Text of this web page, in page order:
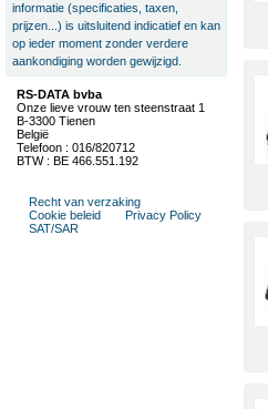
informatie (specificaties, taxen,
prijzen...) is uitsluitend indicatief en kan
op ieder moment zonder verdere
aankondiging worden gewijzigd.
RS-DATA bvba
Onze lieve vrouw ten steenstraat 1
B-3300 Tienen
België
Telefoon : 016/820712
BTW : BE 466.551.192
Recht van verzaking
Cookie beleid
Privacy Policy
SAT/SAR